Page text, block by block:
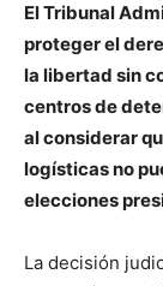
El Tribunal
proteger el
la libertad sin
centros de
al considerar
logísticas no
elecciones
La decisión